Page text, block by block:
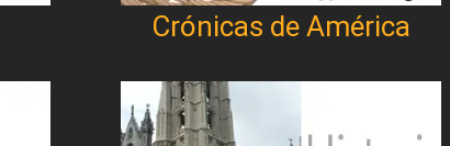
Crónicas de América